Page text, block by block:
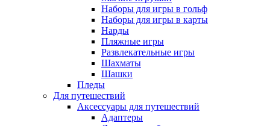
Наборы для игры в гольф
Наборы для игры в карты
Нарды
Пляжные игры
Развлекательные игры
Шахматы
Шашки
Пледы
Для путешествий
Аксессуары для путешествий
Адаптеры